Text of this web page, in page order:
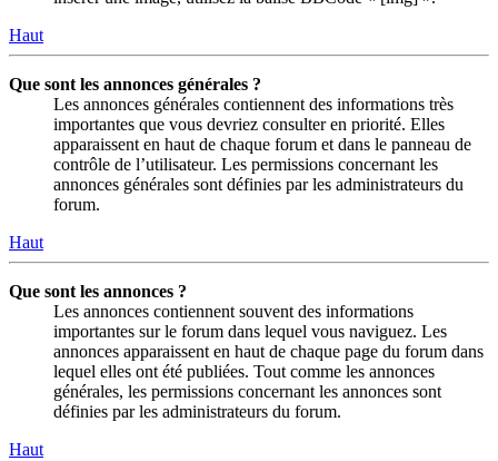
Haut
Que sont les annonces générales ?
Les annonces générales contiennent des informations très
importantes que vous devriez consulter en priorité. Elles
apparaissent en haut de chaque forum et dans le panneau de
contrôle de l’utilisateur. Les permissions concernant les
annonces générales sont définies par les administrateurs du
forum.
Haut
Que sont les annonces ?
Les annonces contiennent souvent des informations
importantes sur le forum dans lequel vous naviguez. Les
annonces apparaissent en haut de chaque page du forum dans
lequel elles ont été publiées. Tout comme les annonces
générales, les permissions concernant les annonces sont
définies par les administrateurs du forum.
Haut